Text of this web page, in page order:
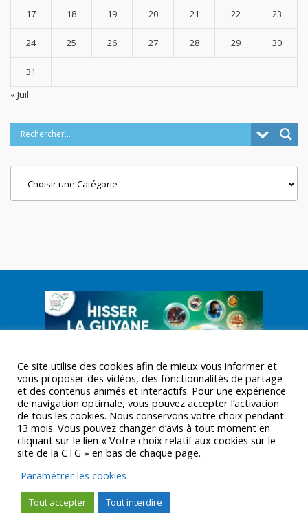
17 18 19 20 21 22 23
24 25 26 27 28 29 30
31
« Juil
© CTGUYANE 2016 |
Ce site utilise des cookies afin de mieux vous informer et
vous proposer des vidéos, des fonctionnalités de partage
et des contenus animés et interactifs. Pour une expérience
de navigation optimale, vous pouvez accepter l’activation
de tous les cookies. Nous conservons votre choix pendant
13 mois. Vous pouvez changer d’avis à tout moment en
cliquant sur le lien « Votre choix relatif aux cookies sur le
site de la CTG » en bas de chaque page.
Paramétrer les cookies
Tout accepter Tout interdire